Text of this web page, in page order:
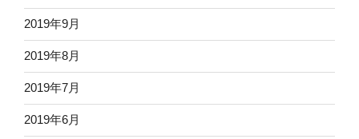
2019年9月
2019年8月
2019年7月
2019年6月